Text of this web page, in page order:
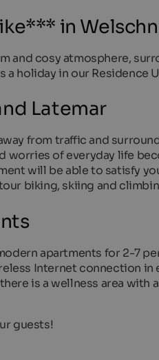
in
and cosy atmosphere,
holiday in our Residence
Latemar
from traffic and
worries of everyday life
will be able to satisfy
biking, skiing and
apartments for 2-7
Internet connection in
is a wellness area with
guests!